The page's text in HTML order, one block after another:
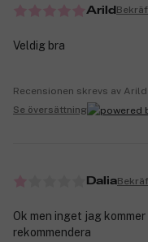
Arild
Veldig bra
Recensionen skrevs av
Se översättning
Dalia
Ok men inget jag
rekommendera